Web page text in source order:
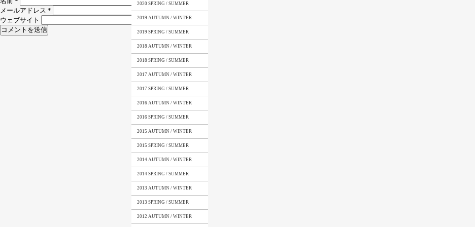
2020 SPRING / SUMMER
2019 AUTUMN / WINTER
2019 SPRING / SUMMER
2018 AUTUMN / WINTER
2018 SPRING / SUMMER
2017 AUTUMN / WINTER
2017 SPRING / SUMMER
2016 AUTUMN / WINTER
2016 SPRING / SUMMER
2015 AUTUMN / WINTER
2015 SPRING / SUMMER
2014 AUTUMN / WINTER
2014 SPRING / SUMMER
2013 AUTUMN / WINTER
2013 SPRING / SUMMER
2012 AUTUMN / WINTER
メールアドレス *
ウェブサイト